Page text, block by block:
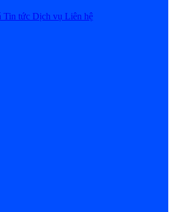
Tin tức Dịch vụ Liên hệ